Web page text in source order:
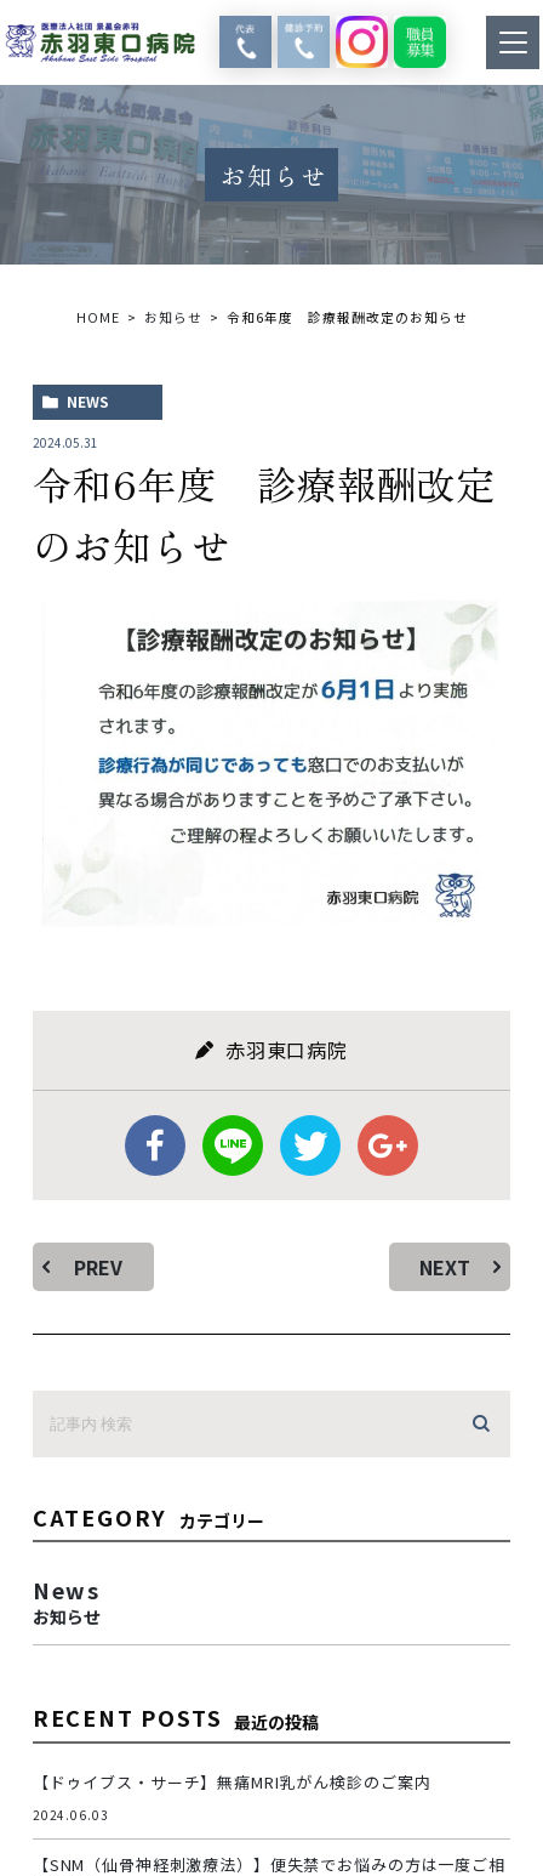
お知らせ
HOME お知らせ 令和6年度 診療報酬改定のお知らせ
NEWS
2024.05.31
令和6年度 診療報酬改定
のお知らせ
赤羽東口病院
PREV NEXT
CATEGORY カテゴリー
News
お知らせ
RECENT POSTS 最近の投稿
【ドゥイブス・サーチ】無痛MRI乳がん検診のご案内
2024.06.03
【SNM（仙骨神経刺激療法）】便失禁でお悩みの方は一度ご相